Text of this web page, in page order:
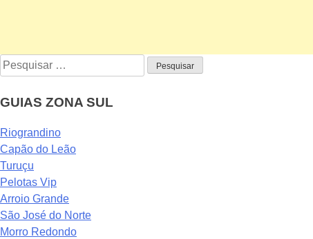
Pesquisar
por:
GUIAS ZONA SUL
Riograndino
Capão do Leão
Turuçu
Pelotas Vip
Arroio Grande
São José do Norte
Morro Redondo